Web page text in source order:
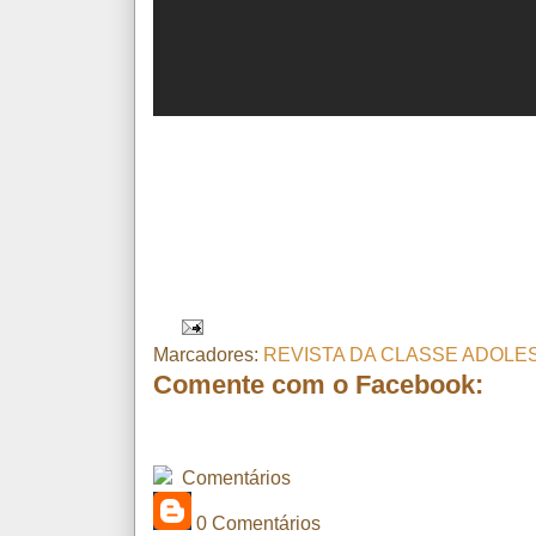
Marcadores: REVISTA DA CLASSE
Comente com o Facebook:
Comentários
0 Comentários